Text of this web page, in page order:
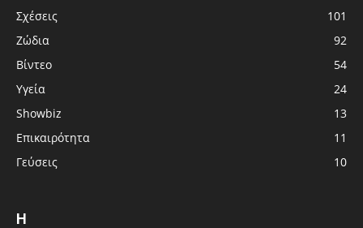
Σχέσεις
101
Ζώδια
92
Βίντεο
54
Υγεία
24
Showbiz
13
Επικαιρότητα
11
Γεύσεις
10
Η